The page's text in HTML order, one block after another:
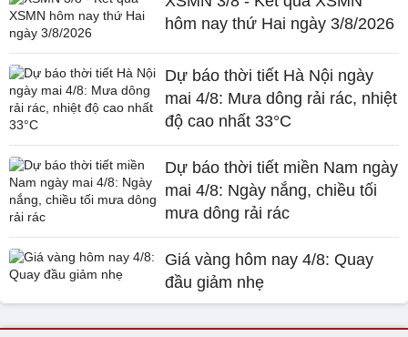
hôm nay thứ Hai ngày 3/8/2026
Dự báo thời tiết Hà Nội ngày
mai 4/8: Mưa dông rải rác, nhiệt
độ cao nhất 33°C
Dự báo thời tiết miền Nam ngày
mai 4/8: Ngày nắng, chiều tối
mưa dông rải rác
Giá vàng hôm nay 4/8: Quay
đầu giảm nhẹ